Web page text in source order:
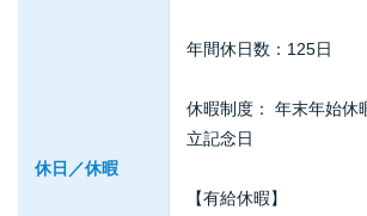
休日／休暇
年間休日数：125日
休暇制度： 年末年始休
立記念日
【有給休暇】